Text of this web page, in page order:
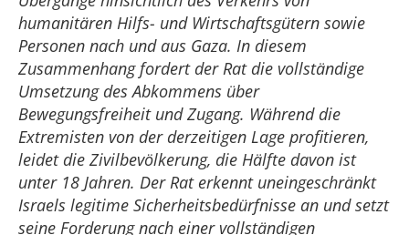
humanitären Hilfs- und Wirtschaftsgütern sowie
Personen nach und aus Gaza. In diesem
Zusammenhang fordert der Rat die vollständige
Umsetzung des Abkommens über
Bewegungsfreiheit und Zugang. Während die
Extremisten von der derzeitigen Lage profitieren,
leidet die Zivilbevölkerung, die Hälfte davon ist
unter 18 Jahren. Der Rat erkennt uneingeschränkt
Israels legitime Sicherheitsbedürfnisse an und setzt
seine Forderung nach einer vollständigen